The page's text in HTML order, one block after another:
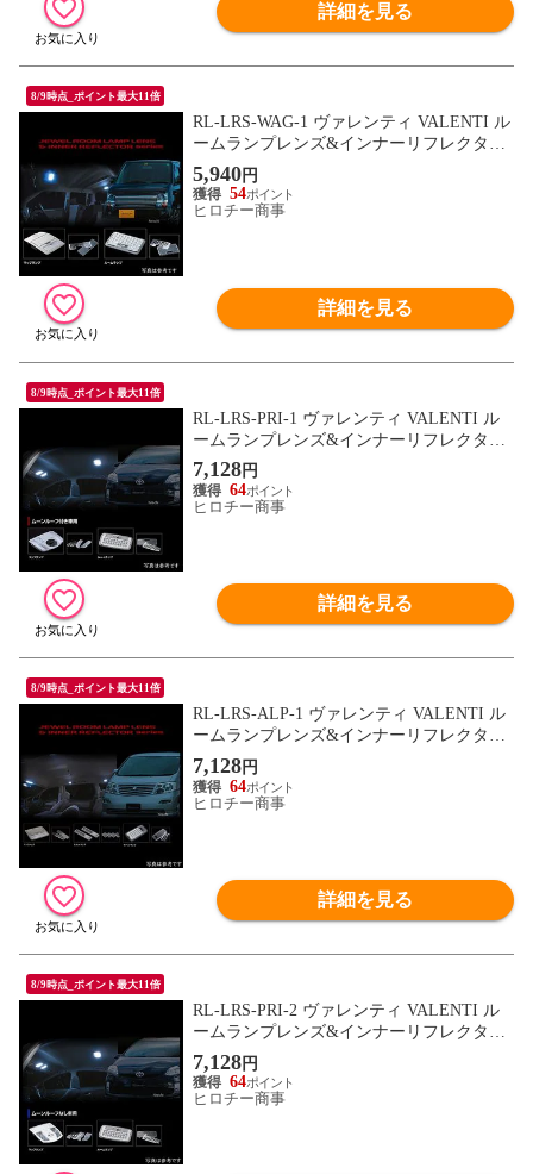
詳細を見る
8/9時点_ポイント最大11倍
RL-LRS-WAG-1 ヴァレンティ VALENTI ル
ームランプレンズ&インナーリフレクター
セット スズキ MH21/22/23ワゴンR
5,940円
54
ヒロチー商事
詳細を見る
8/9時点_ポイント最大11倍
RL-LRS-PRI-1 ヴァレンティ VALENTI ル
ームランプレンズ&インナーリフレクター
セット トヨタ プリウス ムーンルーフ付き
車
7,128円
64
ヒロチー商事
詳細を見る
8/9時点_ポイント最大11倍
RL-LRS-ALP-1 ヴァレンティ VALENTI ル
ームランプレンズ&インナーリフレクター
セット トヨタ 10アルファード
7,128円
64
ヒロチー商事
詳細を見る
8/9時点_ポイント最大11倍
RL-LRS-PRI-2 ヴァレンティ VALENTI ル
ームランプレンズ&インナーリフレクター
セット トヨタ プリウス ムーンルーフ無し
車
7,128円
64
ヒロチー商事